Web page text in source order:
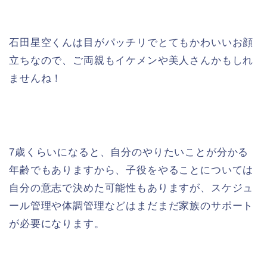
石田星空くんは目がパッチリでとてもかわいいお顔
立ちなので、ご両親もイケメンや美人さんかもしれ
ませんね！
7歳くらいになると、自分のやりたいことが分かる
年齢でもありますから、子役をやることについては
自分の意志で決めた可能性もありますが、
スケジュ
ール管理や体調管理などはまだまだ家族のサポート
が必要になります。